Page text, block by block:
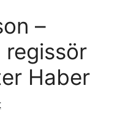
–
regissör
Haber